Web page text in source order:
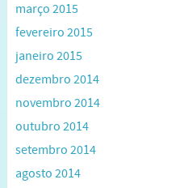
março 2015
fevereiro 2015
janeiro 2015
dezembro 2014
novembro 2014
outubro 2014
setembro 2014
agosto 2014